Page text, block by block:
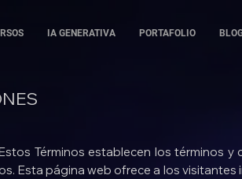
IA GENERATIVA PORTAFOLIO
Términos establecen los términos y
Esta página web ofrece a los visitantes